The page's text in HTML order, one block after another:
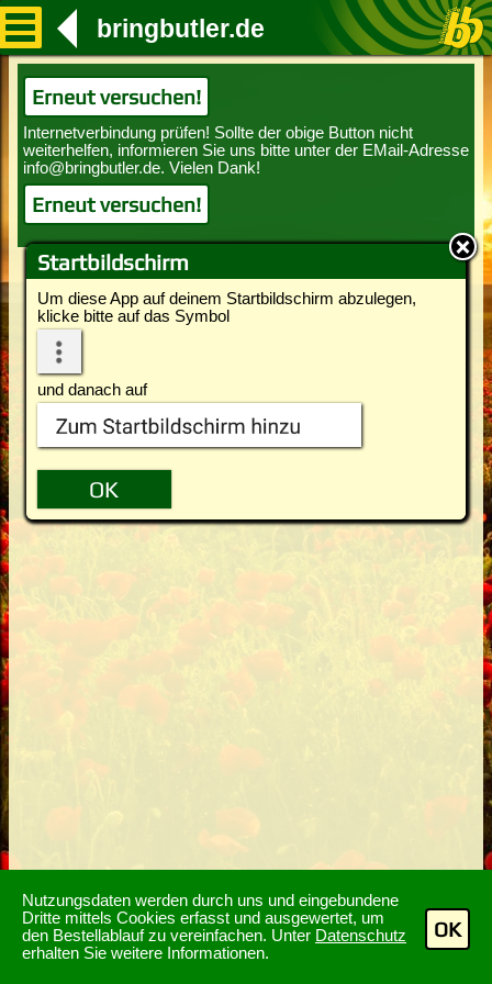
Nutzungsdaten werden durch uns und eingebundene
Dritte mittels Cookies erfasst und ausgewertet, um
den Bestellablauf zu vereinfachen. Unter Datenschutz
erhalten Sie weitere Informationen.
OK
Startbildschirm
Um diese App auf deinem Startbildschirm abzulegen,
klicke bitte auf das Symbol
und danach auf
bringbutler.de
Erneut versuchen!
Erneut versuchen!